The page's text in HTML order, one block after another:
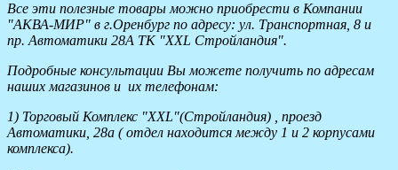
Все эти полезные товары можно приобрести в Компании
"АКВА-МИР" в г.Оренбург по адресу: ул. Транспортная, 8 и
пр. Автоматики 28А ТК "XXL Стройландия".
Подробные консультации Вы можете получить по адресам
наших магазинов и их телефонам:
1) Торговый Комплекс "XXL"(Стройландия) , проезд
Автоматики, 28а ( отдел находится между 1 и 2 корпусами
комплекса).